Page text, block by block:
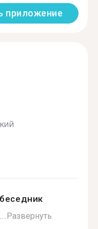
приложение
Развернуть